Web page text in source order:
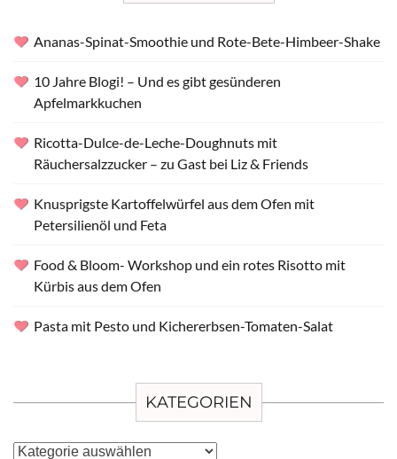
Ananas-Spinat-Smoothie und Rote-Bete-Himbeer-Shake
10 Jahre Blogi! – Und es gibt gesünderen
Apfelmarkkuchen
Ricotta-Dulce-de-Leche-Doughnuts mit
Räuchersalzzucker – zu Gast bei Liz & Friends
Knusprigste Kartoffelwürfel aus dem Ofen mit
Petersilienöl und Feta
Food & Bloom- Workshop und ein rotes Risotto mit
Kürbis aus dem Ofen
Pasta mit Pesto und Kichererbsen-Tomaten-Salat
KATEGORIEN
Kategorien